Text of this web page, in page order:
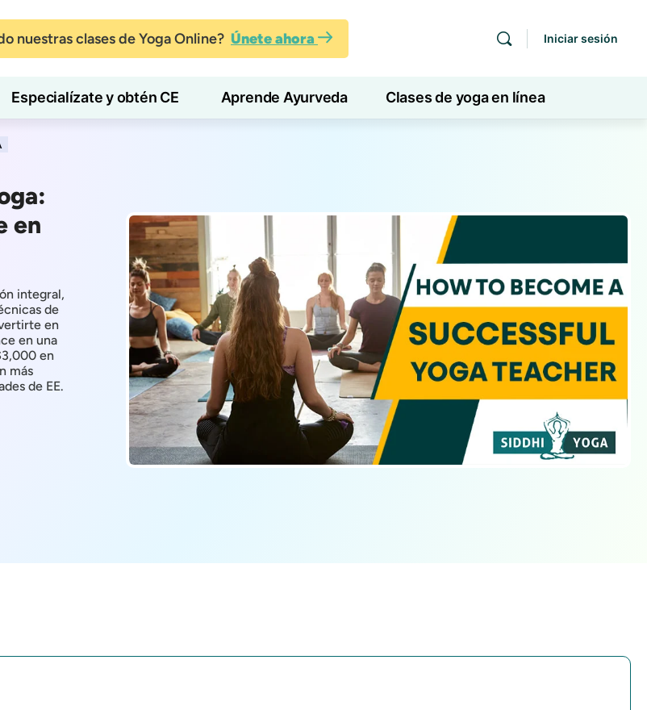
nuestras clases de Yoga Online? Únete ahora Iniciar sesión
Especialízate y obtén CE Aprende Ayurveda Clases de yoga en línea
en
integral,
de
en
en una
en
más
de EE.